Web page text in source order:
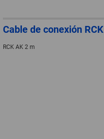
Cable de conexión RCK
RCK AK 2 m